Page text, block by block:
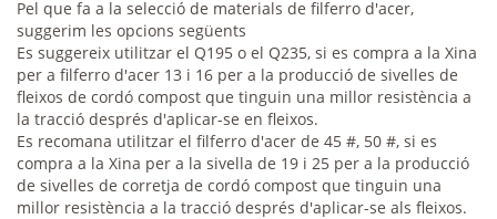
Pel que fa a la selecció de materials de filferro d'acer,
suggerim les opcions següents
Es suggereix utilitzar el Q195 o el Q235, si es compra a la Xina
per a filferro d'acer 13 i 16 per a la producció de sivelles de
fleixos de cordó compost que tinguin una millor resistència a
la tracció després d'aplicar-se en fleixos.
Es recomana utilitzar el filferro d'acer de 45 #, 50 #, si es
compra a la Xina per a la sivella de 19 i 25 per a la producció
de sivelles de corretja de cordó compost que tinguin una
millor resistència a la tracció després d'aplicar-se als fleixos.